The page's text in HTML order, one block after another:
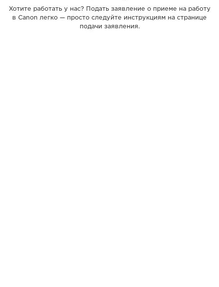
Хотите работать у нас? Подать заявление о приеме на работу
в Canon легко — просто следуйте инструкциям на странице
подачи заявления.